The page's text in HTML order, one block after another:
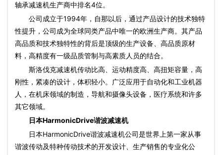
轴承减速机生产商中排名4位。
公司成立于1994年，自那以后，通过产品设计的技术独特
性提升，公司成为全球同类产品中唯一的欧洲生产商。其产品
高品质和技术独特性的背后是顶级的生产设备、高品质原材
料，高精度有一级品质管制与高素质人员的结合。
斯洛伐克减速机传动比高、运动精度高、高扭矩容量，高
刚性，紧凑的设计，体积轻小。广泛应用于自动化和工业机器
人，在机床领域的制造，导航和摄像头设备，医疗系统和许多
其它领域。
日本HarmonicDrive谐波减速机
日本HarmonicDrive谐波减速机公司是世界上第一家从事
谐波传动及特种传动技术的开发设计、生产销售的专业化公